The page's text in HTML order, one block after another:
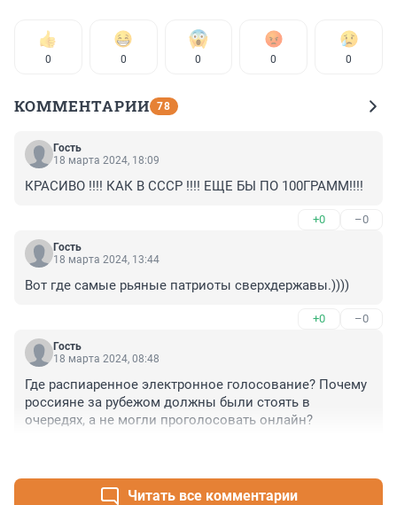
0 0 0 0 0
КОММЕНТАРИИ 78
Гость
18 марта 2024, 18:09
КРАСИВО !!!! КАК В СССР !!!! ЕЩЕ БЫ ПО 100ГРАММ!!!!
+0 –0
Гость
18 марта 2024, 13:44
Вот где самые рьяные патриоты сверхдержавы.))))
+0 –0
Гость
18 марта 2024, 08:48
Где распиаренное электронное голосование? Почему
россияне за рубежом должны были стоять в
очередях, а не могли проголосовать онлайн?
Читать все комментарии